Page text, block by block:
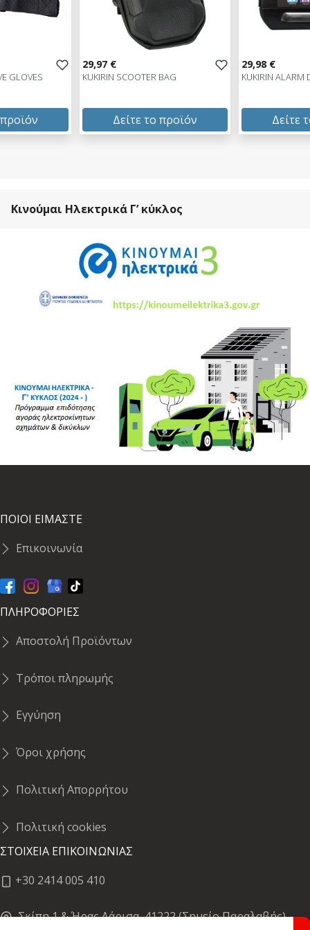
GLOVES
29,97 €
KUKIRIN SCOOTER BAG
Δείτε το προϊόν
29,98 €
KUKIRIN ALARM
Δείτε
Κινούμαι Ηλεκτρικά Γ’ κύκλος
ΠΟΙΟΙ ΕΙΜΑΣΤΕ
Επικοινωνία
ΠΛΗΡΟΦΟΡΙΕΣ
Αποστολή Προϊόντων
Τρόποι πληρωμής
Εγγύηση
Όροι χρήσης
Πολιτική Απορρήτου
Πολιτική cookies
ΣΤΟΙΧΕΙΑ ΕΠΙΚΟΙΝΩΝΙΑΣ
+30 2414 005 410
Σκίπη 1 & Ήρας,Λάρισα, 41222 (Σημείο Παραλαβής)